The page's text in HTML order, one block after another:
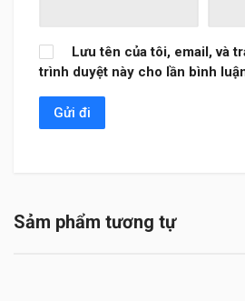
Lưu tên của tôi, email, và
trình duyệt này cho lần bình
Sảm phẩm tương tự